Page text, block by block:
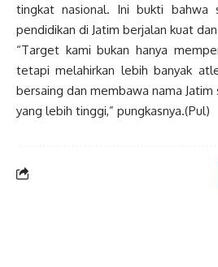
tingkat nasional. Ini bukti bahwa
pendidikan di Jatim berjalan kuat
“Target kami bukan hanya
tetapi melahirkan lebih banyak
bersaing dan membawa nama
yang lebih tinggi,” pungkasnya.(Pul)